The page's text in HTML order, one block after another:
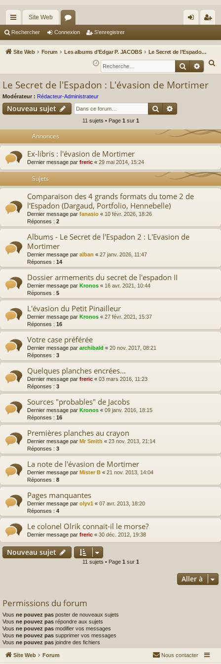
cc
ès
Site Web
or
u ne
xi
nr
eg
Rechercher Connexion S’enregistrer
Site Web Forum Les albums d'Edgar P. JACOBS
Le Secret de l'Espadon : L'évasion de Mortimer
e
Le Secret de l'Espadon : L'évasion de Mortimer
Modérateur : Rédacteur-Administrateur
Nouveau sujet Rechercher
11 sujets • Page 1 sur 1
Annonces
Ex-libris : l'évasion de Mortimer
Dernier message par freric « 29 mai 2014, 15:24
Sujets
Comparaison des 4 grands formats du tome 2 de
l'Espadon (Dargaud, Portfolio, Hennebelle)
Dernier message par fanasio « 10 févr. 2026, 18:26
Réponses : 2
Albums - Le Secret de l'Espadon 2 : L'Evasion de
Mortimer
Dernier message par alban « 27 janv. 2026, 11:47
Réponses : 14
Dossier armements du secret de l'espadon II
Dernier message par Kronos « 16 avr. 2021, 10:44
Réponses : 5
L'évasion du Petit Pinailleur
Dernier message par Kronos « 27 févr. 2021, 15:37
Réponses : 16
Votre case préférée
Dernier message par archibald « 20 nov. 2017, 08:21
Réponses : 3
Quelques planches encrées...
Dernier message par freric « 03 mars 2016, 11:23
Réponses : 3
Sources "probables" de Jacobs
Dernier message par Kronos « 09 janv. 2016, 18:15
Réponses : 16
Premières planches au crayon
Dernier message par Mr Smith « 23 nov. 2013, 21:14
Réponses : 3
La note de l'évasion de Mortimer
Dernier message par Mister B « 21 nov. 2013, 14:04
Réponses : 8
Pages manquantes
Dernier message par olyv1 « 07 avr. 2013, 18:20
Réponses : 4
Le colonel Olrik connait-il le morse?
Dernier message par freric « 30 déc. 2012, 19:38
Nouveau sujet
11 sujets • Page 1 sur 1
Aller à
Permissions du forum
Vous ne pouvez pas poster de nouveaux sujets
Vous ne pouvez pas répondre aux sujets
Vous ne pouvez pas modifier vos messages
Vous ne pouvez pas supprimer vos messages
Vous ne pouvez pas joindre des fichiers
Site Web Forum Nous contacter